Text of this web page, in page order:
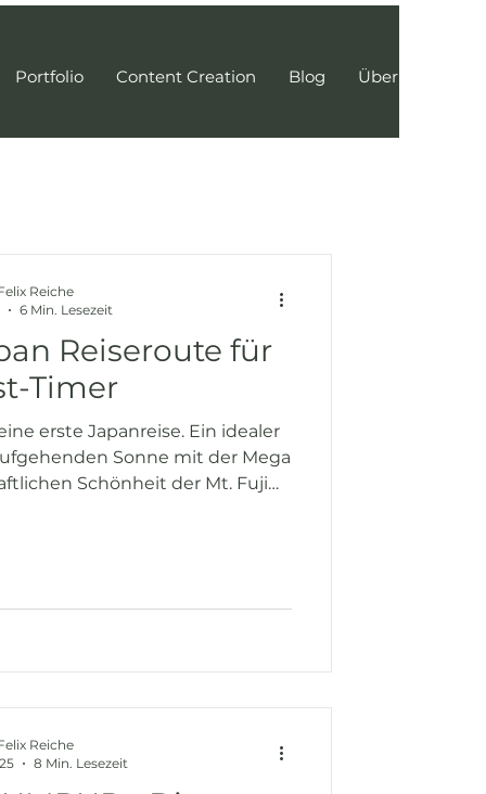
Portfolio Content Creation Blog Über mich
Reiseroute für
Timer
erste Japanreise. Ein idealer
Sonne mit der Mega
Schönheit der Mt. Fuji
Reiche
6 Min. Lesezeit
Reiche
8 Min. Lesezeit